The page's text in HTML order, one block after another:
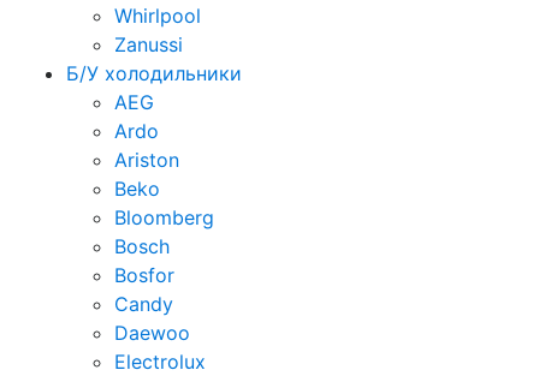
Whirlpool
Zanussi
Б/У холодильники
AEG
Ardo
Ariston
Beko
Bloomberg
Bosch
Bosfor
Candy
Daewoo
Electrolux